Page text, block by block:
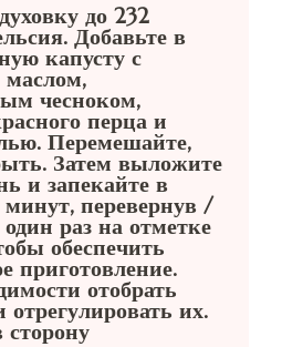
до 232
Добавьте в
капусту с
чесноком,
перца и
Перемешайте,
Затем выложите
и запекайте в
перевернув /
раз на отметке
обеспечить
приготовление.
отобрать
их.